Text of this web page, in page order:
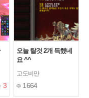
3
오늘 탈것 2개 득했네
요 ^^
고도비만
1664